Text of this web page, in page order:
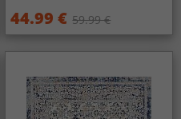
44.99 € 59.99 €